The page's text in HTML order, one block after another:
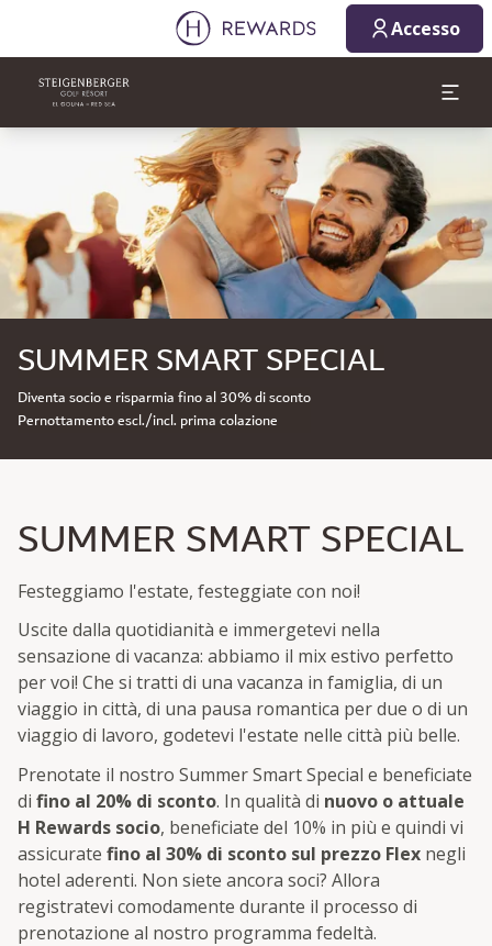
Accesso
SUMMER SMART SPECIAL
Diventa socio e risparmia fino al 30% di sconto
Pernottamento escl./incl. prima colazione
SUMMER SMART SPECIAL
Festeggiamo l'estate, festeggiate con noi!
Uscite dalla quotidianità e immergetevi nella
sensazione di vacanza: abbiamo il mix estivo perfetto
per voi! Che si tratti di una vacanza in famiglia, di un
viaggio in città, di una pausa romantica per due o di un
viaggio di lavoro, godetevi l'estate nelle città più belle.
Prenotate il nostro Summer Smart Special e beneficiate
di fino al 20% di sconto. In qualità di nuovo o attuale
H Rewards socio, beneficiate del 10% in più e quindi vi
assicurate fino al 30% di sconto sul prezzo Flex negli
hotel aderenti. Non siete ancora soci? Allora
registratevi comodamente durante il processo di
prenotazione al nostro programma fedeltà.